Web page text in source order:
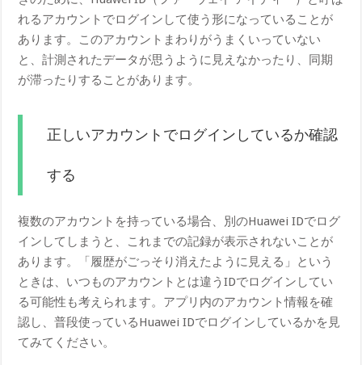
れるアカウントでログインして使う形になっていることが
あります。このアカウントまわりがうまくいっていない
と、計測されたデータが思うように見えなかったり、同期
が滞ったりすることがあります。
正しいアカウントでログインしているか確認
する
複数のアカウントを持っている場合、別のHuawei IDでログ
インしてしまうと、これまでの記録が表示されないことが
あります。「履歴がごっそり消えたように見える」という
ときは、いつものアカウントとは違うIDでログインしてい
る可能性も考えられます。アプリ内のアカウント情報を確
認し、普段使っているHuawei IDでログインしているかを見
てみてください。